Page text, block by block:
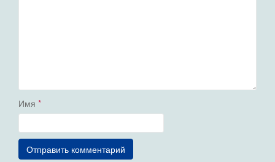
Имя *